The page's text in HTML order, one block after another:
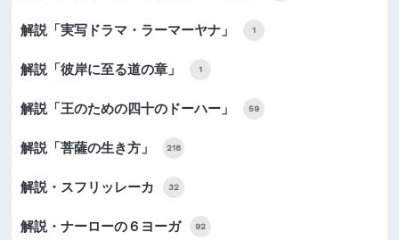
解説「実写ドラマ・ラーマーヤナ」 1
解説「彼岸に至る道の章」 1
解説「王のための四十のドーハー」 59
解説「菩薩の生き方」 218
解説・スフリッレーカ 32
解説・ナーローの６ヨーガ 92